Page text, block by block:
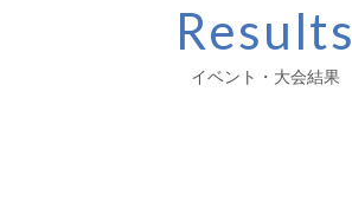
Results
イベント・大会結果